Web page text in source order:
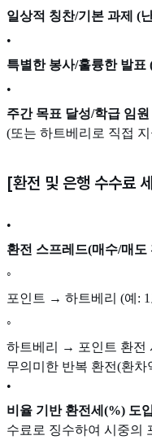
일상적 칭찬/기본 과제 (
•
특별한 봉사/훌륭한 발표
•
주간 목표 달성/학급 임
(또는 하트베리로 직접
[환전 및 은행 수수료
•
환전 스프레드(매수/매도
◦
포인트 → 하트베리 (예:
◦
하트베리 → 포인트 환전
무의미한 반복 환전(환차
•
비율 기반 환전세(%) 도
수료로 징수하여 시중의